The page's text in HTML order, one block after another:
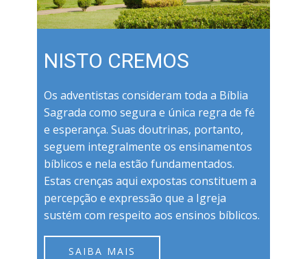
NISTO CREMOS
Os adventistas consideram toda a Bíblia
Sagrada como segura e única regra de fé
e esperança. Suas doutrinas, portanto,
seguem integralmente os ensinamentos
bíblicos e nela estão fundamentados.
Estas crenças aqui expostas constituem a
percepção e expressão que a Igreja
sustém com respeito aos ensinos bíblicos.
SAIBA MAIS